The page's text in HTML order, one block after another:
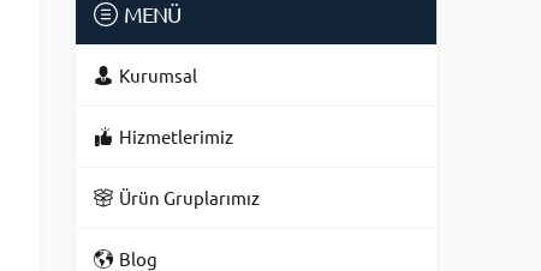
MENÜ
Kurumsal
Hizmetlerimiz
Ürün Gruplarımız
Blog